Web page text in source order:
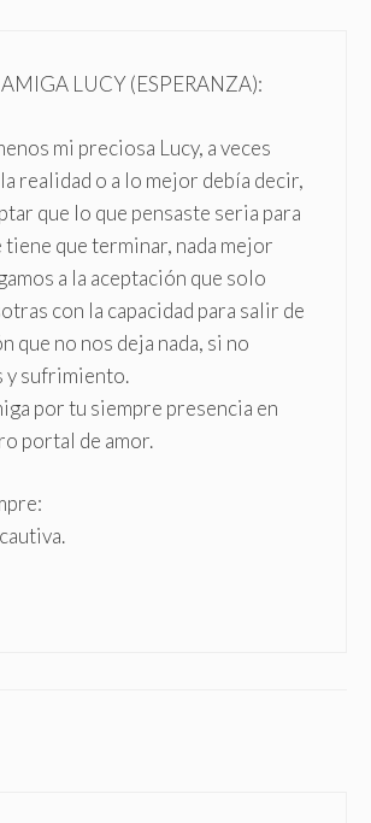
LUCY (ESPERANZA):
mi preciosa Lucy, a veces
realidad o a lo mejor debía decir,
que lo que pensaste seria para
tiene que terminar, nada mejor
a la aceptación que solo
con la capacidad para salir de
que no nos deja nada, si no
y sufrimiento.
por tu siempre presencia en
portal de amor.